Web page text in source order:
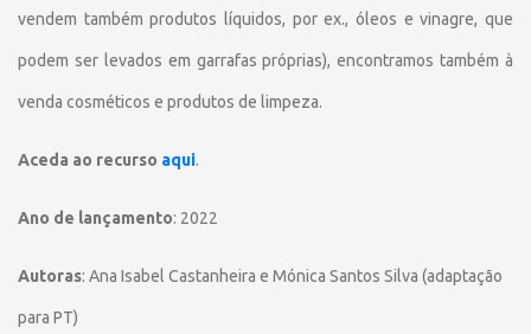
vendem também produtos líquidos, por ex., óleos e vinagre, que
podem ser levados em garrafas próprias), encontramos também à
venda cosméticos e produtos de limpeza.
Aceda ao recurso aqui.
Ano de lançamento: 2022
Autoras: Ana Isabel Castanheira e Mónica Santos Silva (adaptação
para PT)